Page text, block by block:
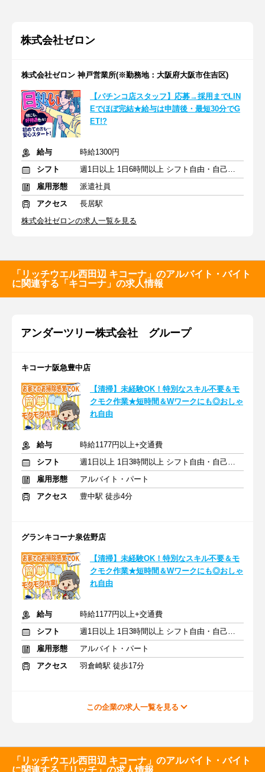
株式会社ゼロン
株式会社ゼロン 神戸営業所(※勤務地：大阪府大阪市住吉区)
【パチンコ店スタッフ】応募→採用までLIN
Eでほぼ完結★給与は申請後・最短30分でG
ET!?
給与
時給1300円
シフト
週1日以上 1日6時間以上 シフト自由・自己申告
雇用形態
派遣社員
アクセス
長居駅
株式会社ゼロンの求人一覧を見る
「リッチウエル西田辺 キコーナ」のアルバイト・バイト
に関連する「キコーナ」の求人情報
アンダーツリー株式会社 グループ
キコーナ阪急豊中店
【清掃】未経験OK！特別なスキル不要＆モ
クモク作業★短時間＆Wワークにも◎おしゃ
れ自由
給与
時給1177円以上+交通費
シフト
週1日以上 1日3時間以上 シフト自由・自己申告
雇用形態
アルバイト・パート
アクセス
豊中駅 徒歩4分
グランキコーナ泉佐野店
【清掃】未経験OK！特別なスキル不要＆モ
クモク作業★短時間＆Wワークにも◎おしゃ
れ自由
給与
時給1177円以上+交通費
シフト
週1日以上 1日3時間以上 シフト自由・自己申告
雇用形態
アルバイト・パート
アクセス
羽倉崎駅 徒歩17分
この企業の求人一覧を見る
「リッチウエル西田辺 キコーナ」のアルバイト・バイト
に関連する「リッチ」の求人情報